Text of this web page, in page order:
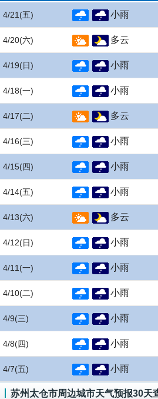
4/21 (五) 小雨
4/20(六) 多云
4/19(日) 小雨
4/18(一) 小雨
4/17(二) 多云
4/16(三) 小雨
4/15(四) 小雨
4/14(五) 小雨
4/13(六) 多云
4/12(日) 小雨
4/11 (一) 小雨
4/10(二) 小雨
4/9(三) 小雨
4/8(四) 小雨
4/7(五) 小雨
苏州太仓市周边城市天气预报30天